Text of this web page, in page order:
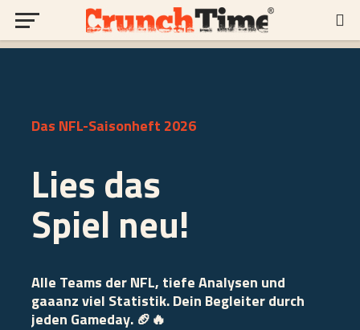
Das NFL-Saisonheft 2026
Lies das
Spiel neu!
Alle Teams der NFL, tiefe Analysen und
gaaanz viel Statistik. Dein Begleiter durch
jeden Gameday. 🏈🔥